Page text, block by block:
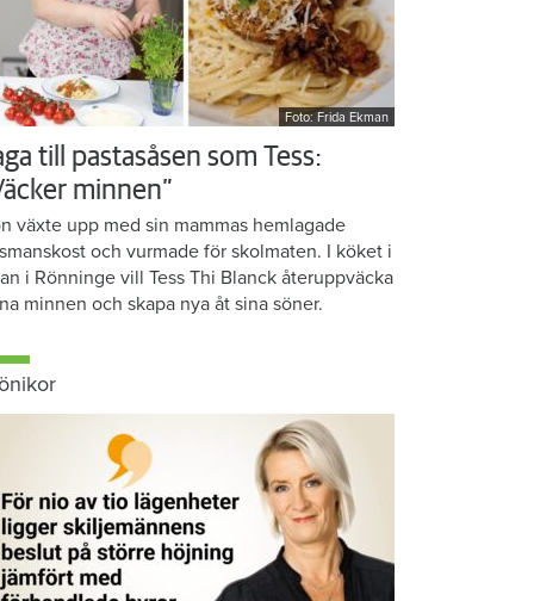
Foto: Frida Ekman
till pastasåsen som Tess:
minnen”
växte upp med sin mammas hemlagade
och vurmade för skolmaten. I köket i
i Rönninge vill Tess Thi Blanck återuppväcka
minnen och skapa nya åt sina söner.